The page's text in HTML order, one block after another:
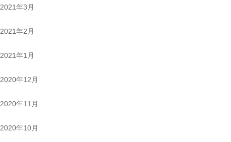
2021年3月
2021年2月
2021年1月
2020年12月
2020年11月
2020年10月